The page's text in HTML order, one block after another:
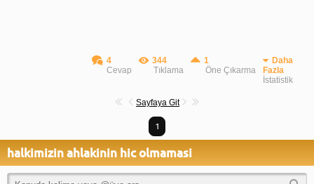
4
Cevap
344
Tıklama
1
Öne Çıkarma
Daha
Fazla
İstatistik
Sayfaya Git
1
halkimizin ahlakinin hic olmamasi